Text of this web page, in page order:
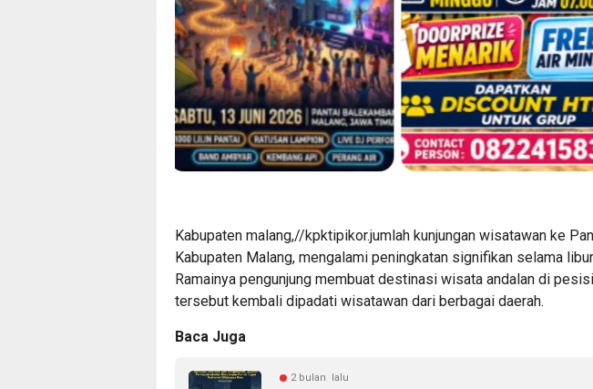
Kabupaten malang,//kpktipikor.jumlah kunjungan wisatawan ke
Kabupaten Malang, mengalami peningkatan signifikan selama
Ramainya pengunjung membuat destinasi wisata andalan di
tersebut kembali dipadati wisatawan dari berbagai daerah.
Baca Juga
2 bulan lalu